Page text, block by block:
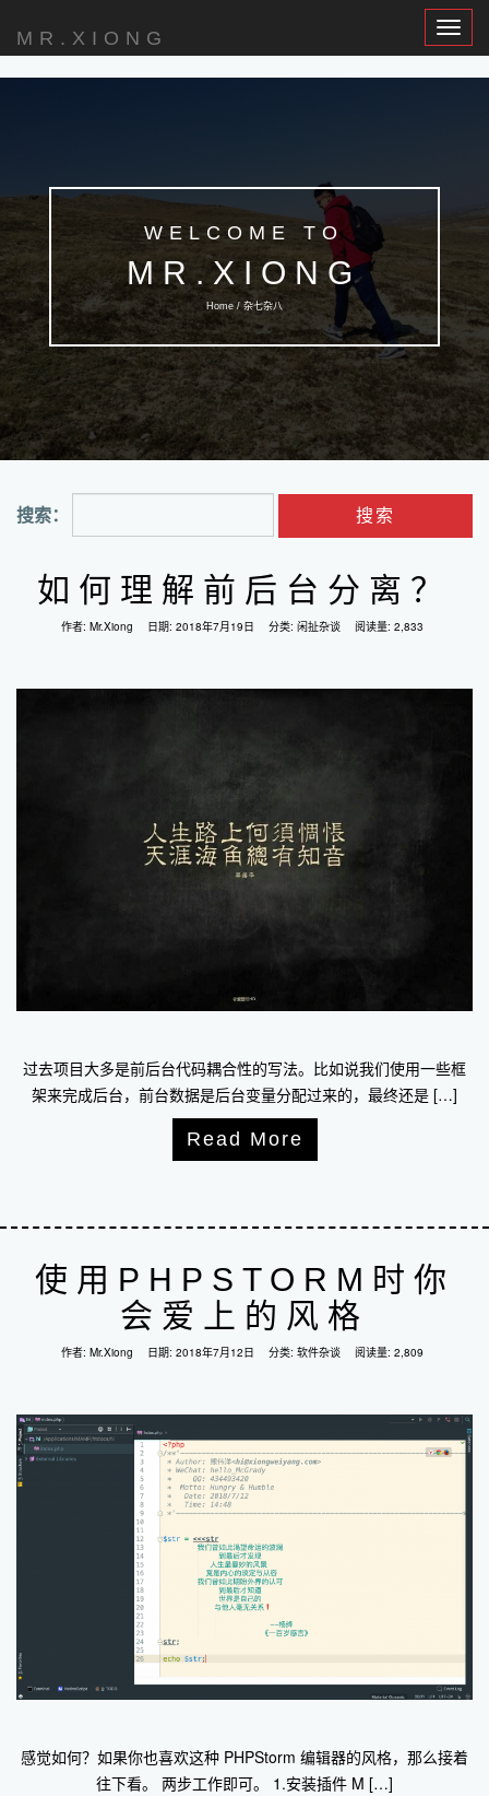
Toggle
MR.XIONG
WELCOME TO
MR.XIONG
Home / 杂七杂八
搜索：
如何理解前后台分离？
作者: Mr.Xiong 日期: 2018年7月19日 分类: 闲扯杂谈 阅读量: 2,833
过去项目大多是前后台代码耦合性的写法。比如说我们使用一些框
架来完成后台，前台数据是后台变量分配过来的，最终还是 […]
Read More
使用PHPSTORM时你
会爱上的风格
作者: Mr.Xiong 日期: 2018年7月12日 分类: 软件杂谈 阅读量: 2,809
感觉如何？如果你也喜欢这种 PHPStorm 编辑器的风格，那么接着
往下看。 两步工作即可。 1.安装插件 M […]